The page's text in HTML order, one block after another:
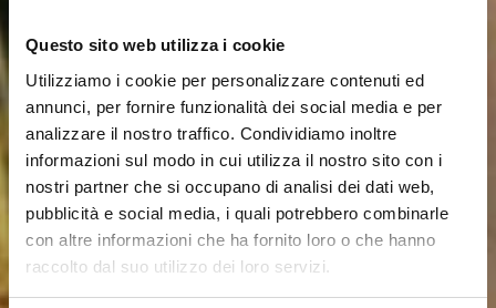
Questo sito web utilizza i cookie
Utilizziamo i cookie per personalizzare contenuti ed
annunci, per fornire funzionalità dei social media e per
analizzare il nostro traffico. Condividiamo inoltre
informazioni sul modo in cui utilizza il nostro sito con i
nostri partner che si occupano di analisi dei dati web,
pubblicità e social media, i quali potrebbero combinarle
con altre informazioni che ha fornito loro o che hanno
raccolto dal suo utilizzo dei loro servizi.